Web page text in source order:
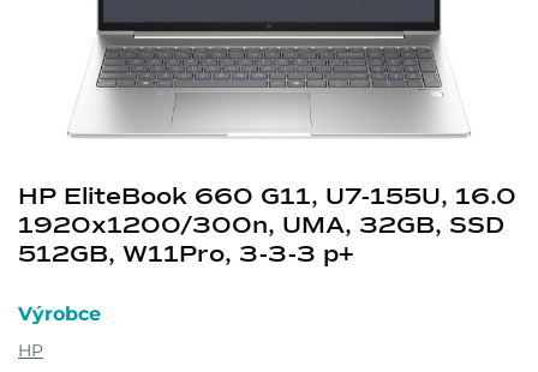
HP EliteBook 660 G11, U7-155U, 16.0
1920x1200/300n, UMA, 32GB, SSD
512GB, W11Pro, 3-3-3 p+
Výrobce
HP